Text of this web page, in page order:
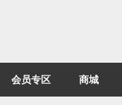
会员专区 商城